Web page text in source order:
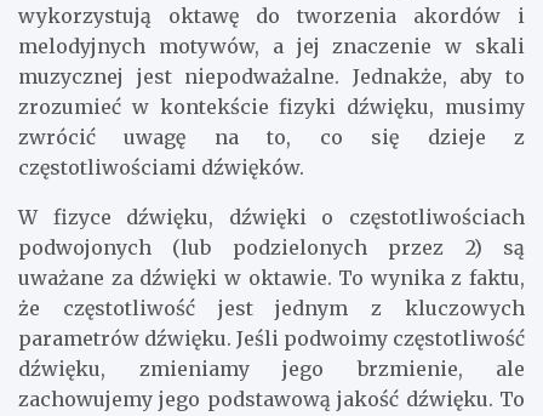
wykorzystują oktawę do tworzenia akordów i
melodyjnych motywów, a jej znaczenie w skali
muzycznej jest niepodważalne. Jednakże, aby to
zrozumieć w kontekście fizyki dźwięku, musimy
zwrócić uwagę na to, co się dzieje z
częstotliwościami dźwięków.
W fizyce dźwięku, dźwięki o częstotliwościach
podwojonych (lub podzielonych przez 2) są
uważane za dźwięki w oktawie. To wynika z faktu,
że częstotliwość jest jednym z kluczowych
parametrów dźwięku. Jeśli podwoimy częstotliwość
dźwięku, zmieniamy jego brzmienie, ale
zachowujemy jego podstawową jakość dźwięku. To